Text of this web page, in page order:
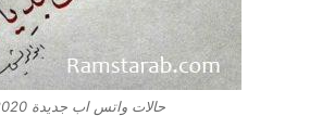
حالات واتس اب جديدة 2020